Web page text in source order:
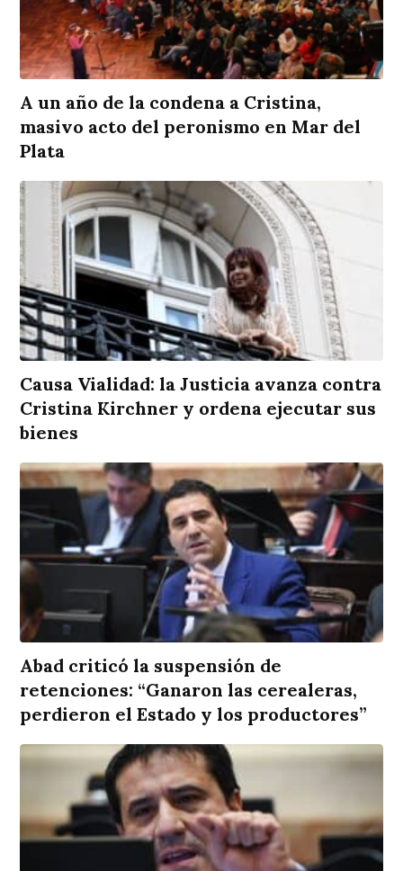
A un año de la condena a Cristina,
masivo acto del peronismo en Mar del
Plata
Causa Vialidad: la Justicia avanza contra
Cristina Kirchner y ordena ejecutar sus
bienes
Abad criticó la suspensión de
retenciones: “Ganaron las cerealeras,
perdieron el Estado y los productores”